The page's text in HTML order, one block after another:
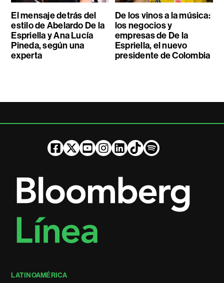
El mensaje detrás del
estilo de Abelardo De la
Espriella y Ana Lucía
Pineda, según una
experta
De los vinos a la música:
los negocios y
empresas de De la
Espriella, el nuevo
presidente de Colombia
LATINOAMÉRICA